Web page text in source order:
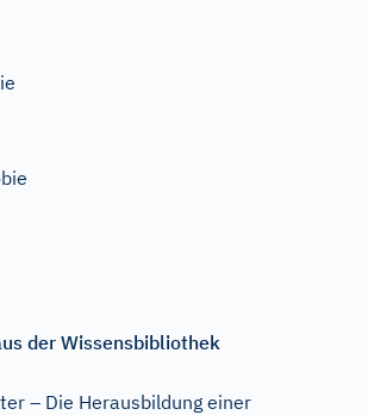
der Wissensbibliothek
– Die Herausbildung einer